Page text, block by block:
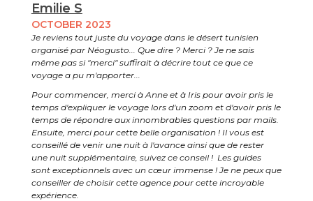
Emilie S
OCTOBER 2023
Je reviens tout juste du voyage dans le désert tunisien
organisé par Néogusto... Que dire ? Merci ? Je ne sais
même pas si "merci" suffirait à décrire tout ce que ce
voyage a pu m'apporter...
Pour commencer, merci à Anne et à Iris pour avoir pris le
temps d'expliquer le voyage lors d'un zoom et d'avoir pris le
temps de répondre aux innombrables questions par mails.
Ensuite, merci pour cette belle organisation ! Il vous est
conseillé de venir une nuit à l'avance ainsi que de rester
une nuit supplémentaire, suivez ce conseil ! Les guides
sont exceptionnels avec un cœur immense ! Je ne peux que
conseiller de choisir cette agence pour cette incroyable
expérience.